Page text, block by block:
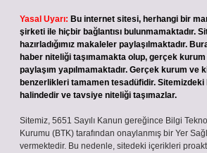
Yasal Uyarı: Bu internet sitesi, herhangi bir
şirketi ile hiçbir bağlantısı bulunmamaktadır.
hazırladığımız makaleler paylaşılmaktadır.
haber niteliği taşımamakta olup, gerçek
paylaşım yapılmamaktadır. Gerçek kurum ve
benzerlikleri tamamen tesadüfidir.
halindedir ve tavsiye niteliği taşımazlar.
Sitemiz, 5651 Sayılı Kanun gereğince Bilgi
Kurumu (BTK) tarafından onaylanmış bir Yer
vermektedir. Bu nedenle, sitedeki içerikleri